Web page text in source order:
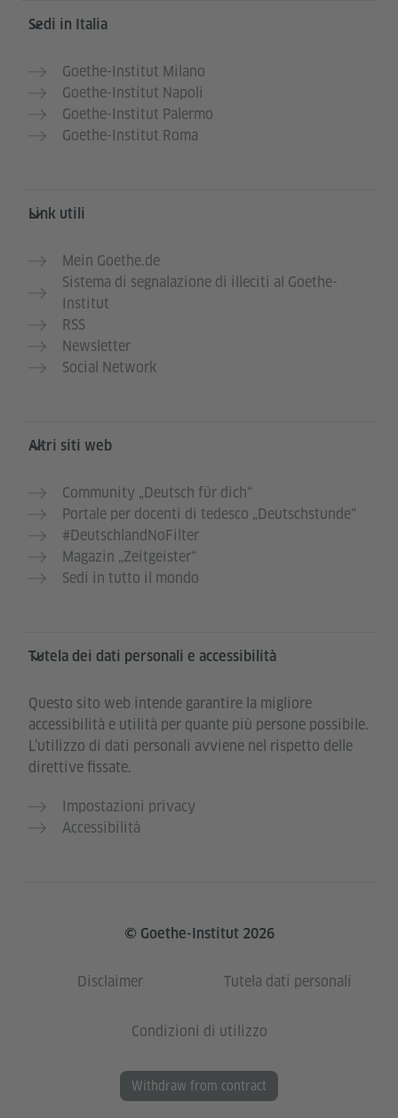
Service- und Informationsbereich
Sedi in Italia
Goethe-Institut Milano
Goethe-Institut Napoli
Goethe-Institut Palermo
Goethe-Institut Roma
Link utili
Mein Goethe.de
Sistema di segnalazione di illeciti al Goethe-
Institut
RSS
Newsletter
Social Network
Altri siti web
Community „Deutsch für dich“
Portale per docenti di tedesco „Deutschstunde“
#DeutschlandNoFilter
Magazin „Zeitgeister“
Sedi in tutto il mondo
Tutela dei dati personali e accessibilità
Questo sito web intende garantire la migliore
accessibilità e utilità per quante più persone possibile.
L’utilizzo di dati personali avviene nel rispetto delle
direttive fissate.
Impostazioni privacy
Accessibilità
© Goethe-Institut 2026
Disclaimer Tutela dati personali
Condizioni di utilizzo
Withdraw from contract